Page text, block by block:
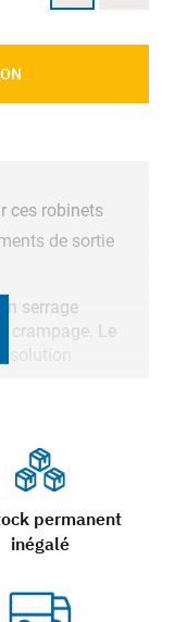
ces robinets
de sortie
serrage
crampage. Le
fait
permanent
inégalé